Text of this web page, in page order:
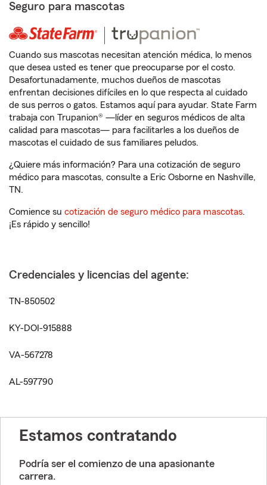
Seguro para mascotas
Cuando sus mascotas necesitan atención médica, lo menos
que desea usted es tener que preocuparse por el costo.
Desafortunadamente, muchos dueños de mascotas
enfrentan decisiones difíciles en lo que respecta al cuidado
de sus perros o gatos. Estamos aquí para ayudar. State Farm
trabaja con Trupanion® —líder en seguros médicos de alta
calidad para mascotas— para facilitarles a los dueños de
mascotas el cuidado de sus familiares peludos.
¿Quiere más información? Para una cotización de seguro
médico para mascotas, consulte a Eric Osborne en Nashville,
TN.
Comience su cotización de seguro médico para mascotas.
¡Es rápido y sencillo!
Credenciales y licencias del agente:
TN-850502
KY-DOI-915888
VA-567278
AL-597790
Estamos contratando
Podría ser el comienzo de una apasionante
carrera.